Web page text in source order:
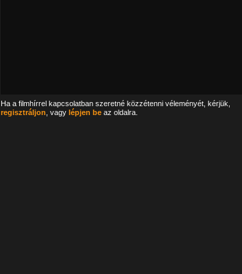
Ha a filmhírrel kapcsolatban szeretné közzétenni véleményét, kérjük,
regisztráljon , vagy lépjen beaz oldalra.